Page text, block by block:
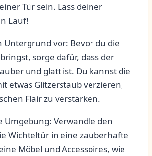
Tür ‍sein. Lass deiner
Lauf!
Untergrund vor: Bevor du die
⁢sorge dafür, dass der
und glatt⁣ ist. Du kannst die
​etwas Glitzerstaub verzieren,
Flair ⁢zu verstärken.
Umgebung: Verwandle den⁣
Wichteltür in eine zauberhafte
Möbel und Accessoires, ‌wie